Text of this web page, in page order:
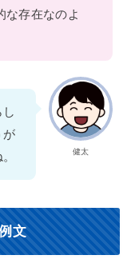
な存在なのよ
健太
が
文